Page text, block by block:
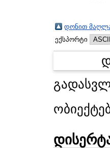
დონით
ექსპორტი